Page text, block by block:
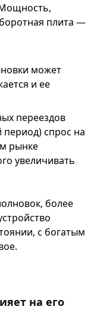
Мощность,
плита —
может
и ее
переездов
период) спрос на
рынке
увеличивать
более
с богатым
на его